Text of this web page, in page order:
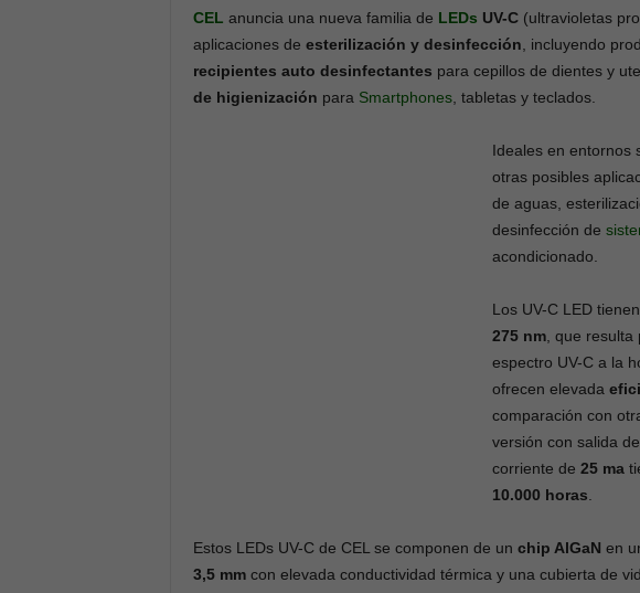
CEL anuncia una nueva familia de LEDs UV-C (ultravioletas
aplicaciones de esterilización y desinfección , incluyendo
recipientes auto desinfectantes para cepillos de dientes y
de higienización para Smartphones , tabletas y teclados.
Ideales en entornos
otras posibles
de aguas,
desinfección de
acondicionado.
Los UV-C LED
275 nm , que
espectro UV-C a la
ofrecen elevada
comparación con
versión con salida de
corriente de 25 ma
10.000 horas
Estos LEDs UV-C de CEL se componen de un chip AlGaN en
3,5 mm con elevada conductividad térmica y una cubierta de